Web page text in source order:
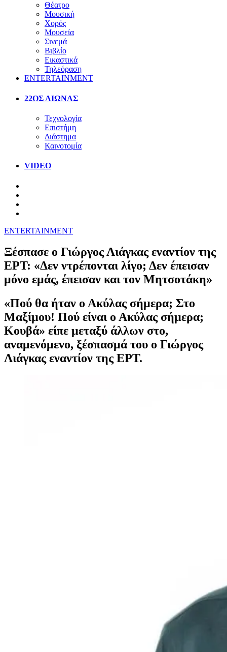
Θέατρο
Μουσική
Χορός
Μουσεία
Σινεμά
Βιβλίο
Εικαστικά
Τηλεόραση
ENTERTAINMENT
22ΟΣ ΑΙΩΝΑΣ
Τεχνολογία
Επιστήμη
Διάστημα
Καινοτομία
VIDEO
ENTERTAINMENT
Ξέσπασε ο Γιώργος Λιάγκας εναντίον της
ΕΡΤ: «Δεν ντρέπονται λίγο; Δεν έπεισαν
μόνο εμάς, έπεισαν και τον Μητσοτάκη»
«Πού θα ήταν ο Ακύλας σήμερα; Στο
Μαξίμου! Πού είναι ο Ακύλας σήμερα;
Κουβά» είπε μεταξύ άλλων στο,
αναμενόμενο, ξέσπασμά του ο Γιώργος
Λιάγκας εναντίον της ΕΡΤ.